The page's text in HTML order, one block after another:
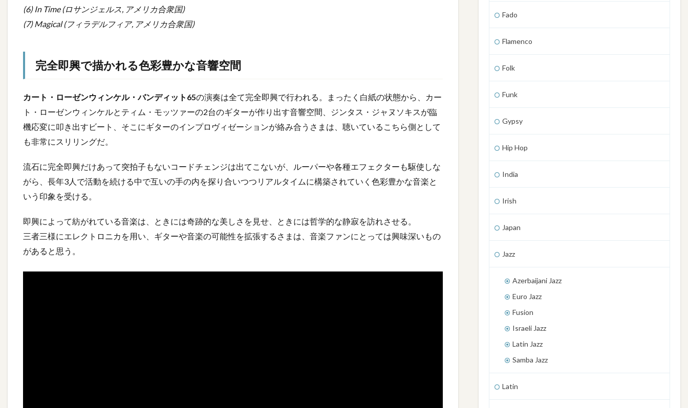
(6) In Time (ロサンジェルス, アメリカ合衆国)
(7) Magical (フィラデルフィア, アメリカ合衆国)
完全即興で描かれる色彩豊かな音響空間
カート・ローゼンウィンケル・バンディット65の演奏は全て完全即興で行われる。まったく白紙の状態から、カー
ト・ローゼンウィンケルとティム・モッツァーの2台のギターが作り出す音響空間、ジンタス・ジャヌソキスが臨
機応変に叩き出すビート、そこにギターのインプロヴィゼーションが絡み合うさまは、聴いているこちら側として
も非常にスリリングだ。
流石に完全即興だけあって突拍子もないコードチェンジは出てこないが、ルーパーや各種エフェクターも駆使しな
がら、長年3人で活動を続ける中で互いの手の内を探り合いつつリアルタイムに構築されていく色彩豊かな音楽と
いう印象を受ける。
即興によって紡がれている音楽は、ときには奇跡的な美しさを見せ、ときには哲学的な静寂を訪れさせる。
三者三様にエレクトロニカを用い、ギターや音楽の可能性を拡張するさまは、音楽ファンにとっては興味深いもの
があると思う。
Fado
Flamenco
Folk
Funk
Gypsy
Hip Hop
India
Irish
Japan
Jazz
Azerbaijani Jazz
Euro Jazz
Fusion
Israeli Jazz
Latin Jazz
Samba Jazz
Latin